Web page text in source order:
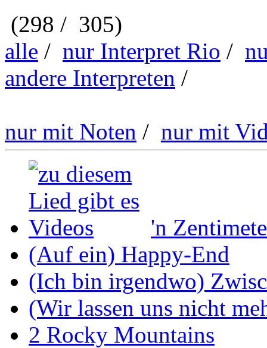
(298 / 305)
alle / nur Interpret Rio /
andere Interpreten /
nur mit Noten / nur mit
'n
(Auf ein) Happy-End
(Ich bin irgendwo)
(Wir lassen uns nicht
2 Rocky Mountains